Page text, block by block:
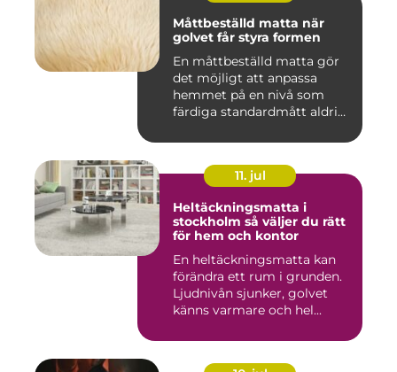
Måttbeställd matta när
golvet får styra formen
En måttbeställd matta gör
det möjligt att anpassa
hemmet på en nivå som
färdiga standardmått aldrig
11. jul
Heltäckningsmatta i
stockholm så väljer du rätt
för hem och kontor
En heltäckningsmatta kan
förändra ett rum i grunden.
Ljudnivån sjunker, golvet
känns varmare och hel...